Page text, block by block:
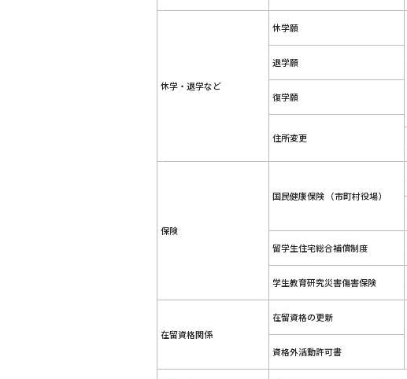
休学・退学など
休学願
退学願
復学願
住所変更
保険
国民健康保険 （市町村役場）
留学生住宅総合補償制度
学生教育研究災害傷害保険
在留資格関係
在留資格の更新
資格外活動許可書